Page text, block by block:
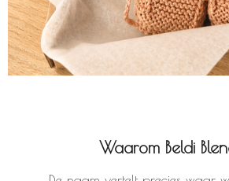
Waarom Beldi